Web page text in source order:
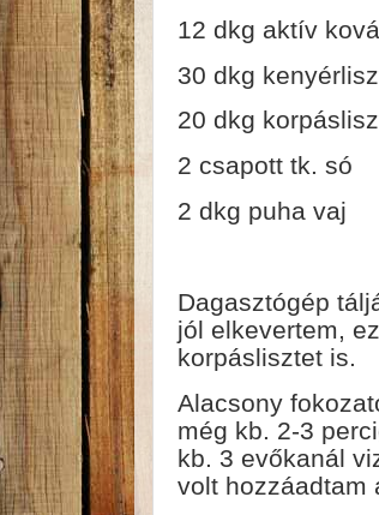
12 dkg aktív
30 dkg
20 dkg
2 csapott tk. só
2 dkg puha vaj
Dagasztógép
jól elkevertem,
korpáslisztet is.
Alacsony
még kb. 2-3
kb. 3 evőkanál
volt hozzáadtam